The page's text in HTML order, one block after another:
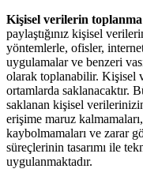
Kişisel verilerin
paylaştığınız kişisel
yöntemlerle, ofisler,
uygulamalar ve benzeri
olarak toplanabilir. Kişisel
ortamlarda saklanacaktır.
saklanan kişisel
erişime maruz
kaybolmamaları ve zarar
süreçlerinin tasarımı ile
uygulanmaktadır.